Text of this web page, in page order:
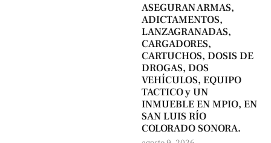
ASEGURAN ARMAS,
ADICTAMENTOS,
LANZAGRANADAS,
CARGADORES,
CARTUCHOS, DOSIS DE
DROGAS, DOS
VEHÍCULOS, EQUIPO
TACTICO y UN
INMUEBLE EN MPIO, EN
SAN LUIS RÍO
COLORADO SONORA.